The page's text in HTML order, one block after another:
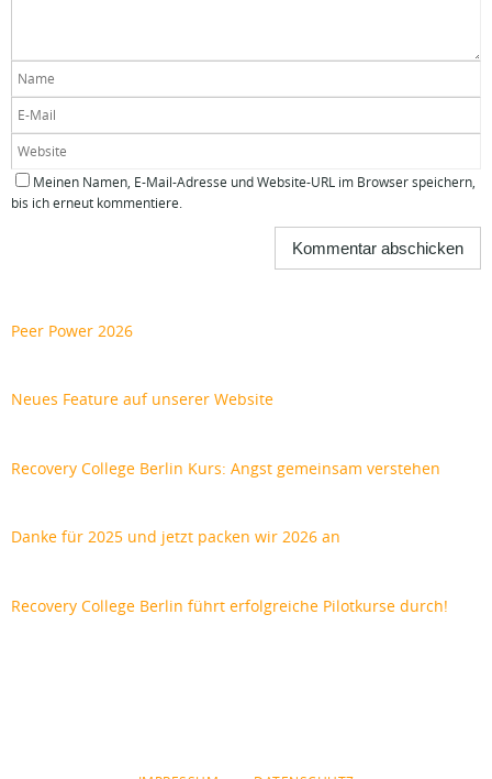
Meinen Namen, E-Mail-Adresse und Website-URL im Browser speichern,
bis ich erneut kommentiere.
Peer Power 2026
Neues Feature auf unserer Website
Recovery College Berlin Kurs: Angst gemeinsam verstehen
Danke für 2025 und jetzt packen wir 2026 an
Recovery College Berlin führt erfolgreiche Pilotkurse durch!